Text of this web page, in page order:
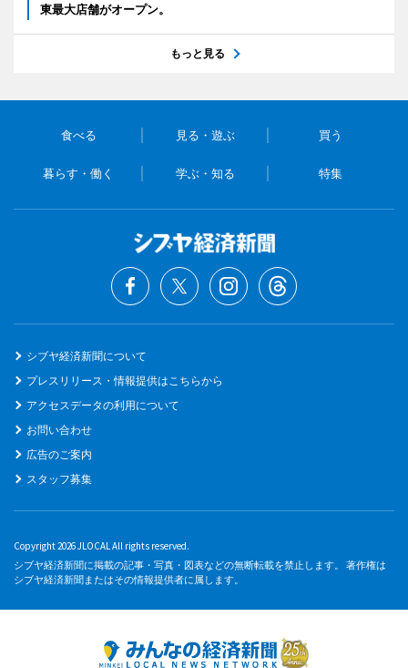
東最大店舗がオープン。
もっと見る
食べる 見る・遊ぶ 買う
暮らす・働く 学ぶ・知る 特集
シブヤ経済新聞について
プレスリリース・情報提供はこちらから
アクセスデータの利用について
お問い合わせ
広告のご案内
スタッフ募集
Copyright 2026 JLOCAL All rights reserved.
シブヤ経済新聞に掲載の記事・写真・図表などの無断転載を禁止します。 著作権は
シブヤ経済新聞またはその情報提供者に属します。